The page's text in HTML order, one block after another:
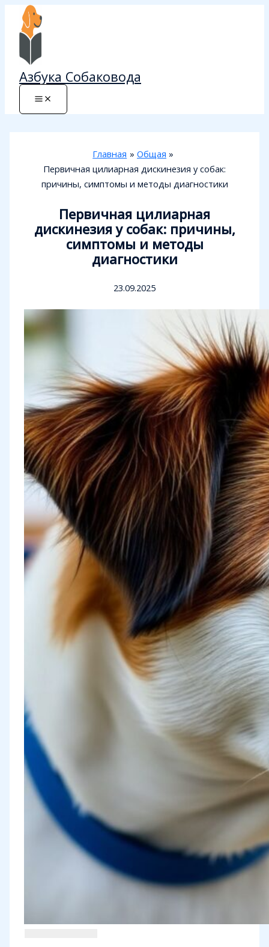
Перейти
содержимому
Азбука Собаковода
Главная
Общая
Первичная цилиарная дискинезия у собак:
причины, симптомы и методы диагностики
Первичная цилиарная
дискинезия у собак: причины,
симптомы и методы
диагностики
23.09.2025